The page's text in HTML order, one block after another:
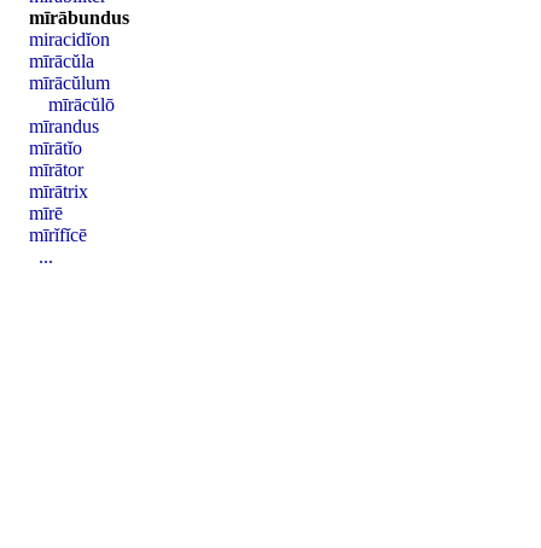
mīrābundus
miracidĭon
mīrācŭla
mīrācŭlum
mīrācŭlō
mīrandus
mīrātĭo
mīrātor
mīrātrix
mīrē
mīrĭfĭcē
...